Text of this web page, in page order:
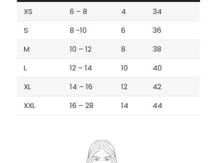
XS
6 – 8 4
34
S
8 -10 6
36
M
10 – 12 8
38
L
12 – 14 10
40
XL
14 – 16 12
42
XXL
16 – 28 14 44